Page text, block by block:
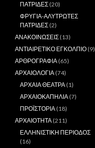
ΠΑΤΡΙΔΕΣ (20)
ΦΡΥΓΙΑ-ΑΛΥΤΡΩΤΕΣ
ΠΑΤΡΙΔΕΣ (2)
ΑΝΑΚΟΙΝΩΣΕΙΣ (13)
ΑΝΤΙΑΙΡΕΤΙΚΟ ΕΓΚΟΛΠΙΟ (9)
ΑΡΘΡΟΓΡΑΦΙΑ (65)
ΑΡΧΑΙΟΛΟΓΙΑ (74)
ΑΡΧΑΙΑ ΘΕΑΤΡΑ (1)
ΑΡΧΑΙΟΚΑΠΗΛΙΑ (7)
ΠΡΟΪΣΤΟΡΙΑ (18)
ΑΡΧΑΙΟΤΗΤΑ (211)
ΕΛΛΗΝΙΣΤΙΚΗ ΠΕΡΙΟΔΟΣ
(16)